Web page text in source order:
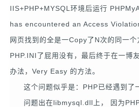
IIS+PHP+MYSQL环境后运行
has encountered an Access
网页找到的全是一Copy了N次的同一个
PHP.INI了屁用没有，最后终于在一博
办法，Very Easy 的方法。
这个问题似乎是：PHP已经遇到了
问题出在libmysql.dll上， 因为